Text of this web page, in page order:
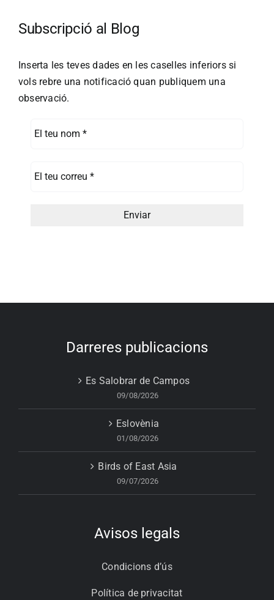
Subscripció al Blog
Inserta les teves dades en les caselles inferiors si
vols rebre una notificació quan publiquem una
observació.
Darreres publicacions
Es Salobrar de Campos
09/08/2026
Eslovènia
01/08/2026
Birds of East Asia
09/07/2026
Avisos legals
Condicions d’ús
Política de privacitat